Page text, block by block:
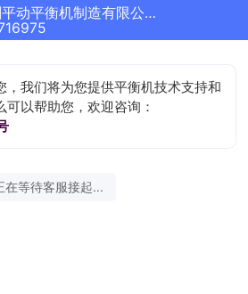
上海剑平动平衡机制造有限公司正在为您服务
，我们将为您提供平衡机技术支持和
以帮助您，欢迎咨询：
在等待客服接起...